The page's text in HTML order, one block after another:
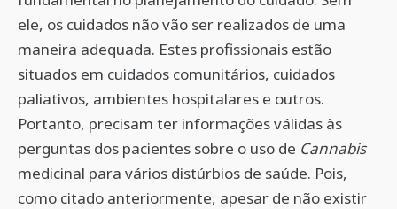
ele, os cuidados não vão ser realizados de uma
maneira adequada. Estes profissionais estão
situados em cuidados comunitários, cuidados
paliativos, ambientes hospitalares e outros.
Portanto, precisam ter informações válidas às
perguntas dos pacientes sobre o uso de Cannabis
medicinal para vários distúrbios de saúde. Pois,
como citado anteriormente, apesar de não existir